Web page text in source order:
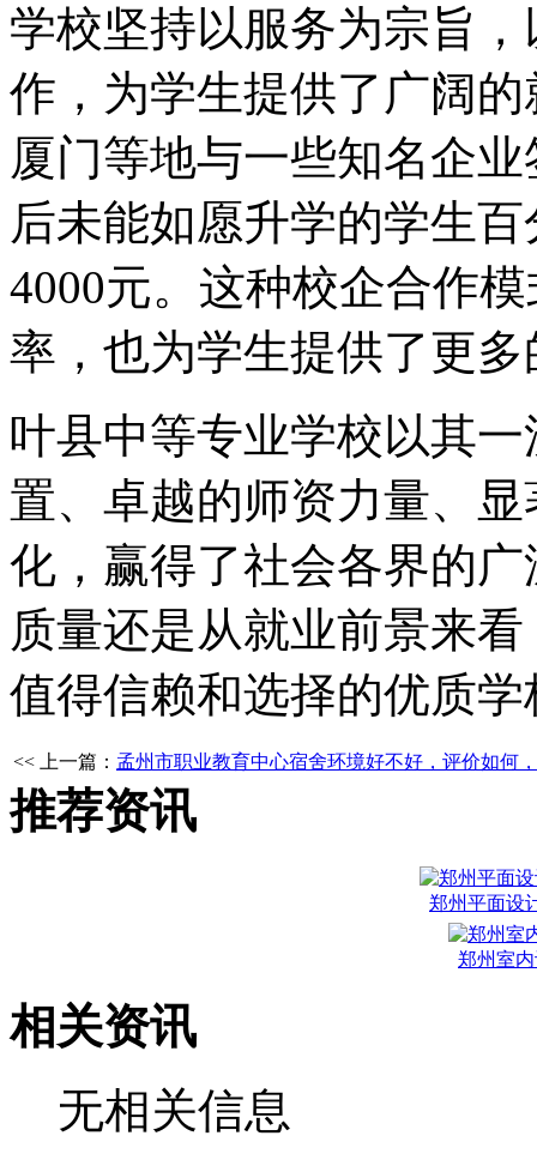
学校坚持以服务为宗旨
作，为学生提供了广阔
厦门等地与一些知名企
后未能如愿升学的学生
4000元。这种校企合作
率，也为学生提供了更
叶县中等专业学校以其
置、卓越的师资力量、
化，赢得了社会各界的
质量还是从就业前景来
值得信赖和选择的优质学
<< 上一篇： 孟州市职业教育中心宿舍环境好不好，评价如何
推荐资讯
郑州平面设
郑州室
相关资讯
无相关信息